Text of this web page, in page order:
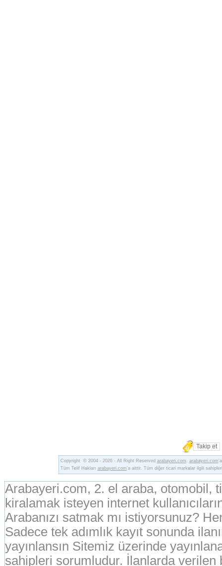
Takip et
Copyright © 2004 - 2026 - All Right Reserved arabayeri.com . arabayeri.com
Tüm Telif Hakları arabayeri.com'a aittir. Tüm diğer ticari markalar ilgili
Arabayeri.com, 2. el araba, otomobil,
kiralamak isteyen internet
Arabanızı satmak mı istiyorsunuz?
Sadece tek adımlık kayıt sonunda
yayınlansın Sitemiz üzerinde
sahipleri sorumludur. İlanlarda verilen